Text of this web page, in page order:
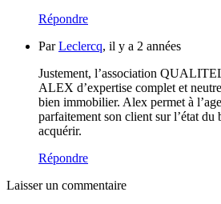
Répondre
ParLeclercq, il y a 2 années
Justement, l’association
ALEX d’expertise complet et
bien immobilier. Alex permet à
parfaitement son client sur l’état du
acquérir.
Répondre
Laisser un commentaire